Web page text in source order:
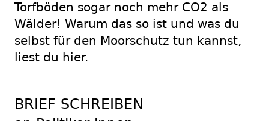
Torfböden sogar noch mehr CO2 als
Wälder! Warum das so ist und was du
selbst für den Moorschutz tun kannst,
liest du hier.
BRIEF SCHREIBEN